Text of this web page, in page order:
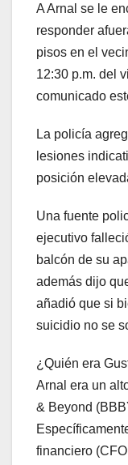
A Arnal se le
responder
pisos en el
12:30 p.m. del
comunicado
La policía
lesiones
posición
Una fuente
ejecutivo
balcón de su
además dijo
añadió que si
suicidio no se
¿Quién era
Arnal era un
& Beyond
financiero